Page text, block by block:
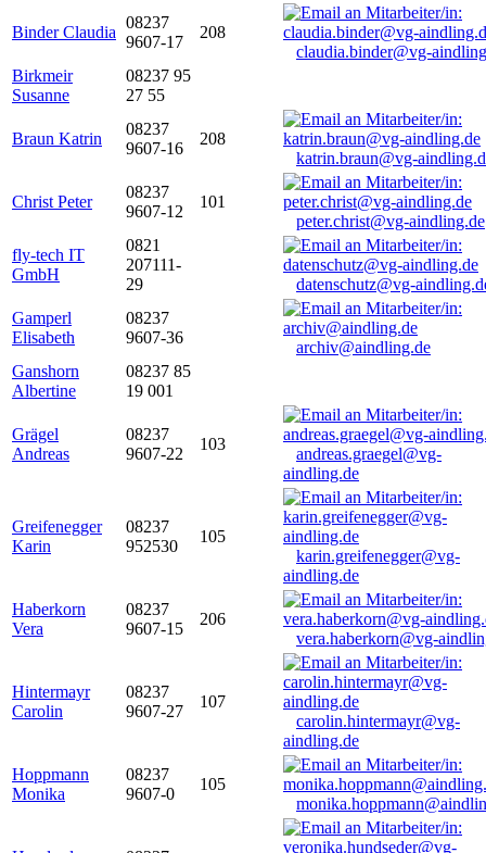
Binder Claudia
08237
9607-17
208
claudia.binder@vg-
Birkmeir
Susanne
08237 95
27 55
Braun Katrin
08237
9607-16
208
katrin.braun@vg-
Christ Peter
08237
9607-12
101
peter.christ@vg-aindling.de
fly-tech IT
GmbH
0821
207111-
29
datenschutz@vg-
Gamperl
Elisabeth
08237
9607-36
archiv@aindling.de
Ganshorn
Albertine
08237 85
19 001
Grägel
Andreas
08237
9607-22
103
andreas.graegel@vg-
aindling.de
Greifenegger
Karin
08237
952530
105
karin.greifenegger@vg-
aindling.de
Haberkorn
Vera
08237
9607-15
206
vera.haberkorn@vg-
Hintermayr
Carolin
08237
9607-27
107
carolin.hintermayr@vg-
aindling.de
Hoppmann
Monika
08237
9607-0
105